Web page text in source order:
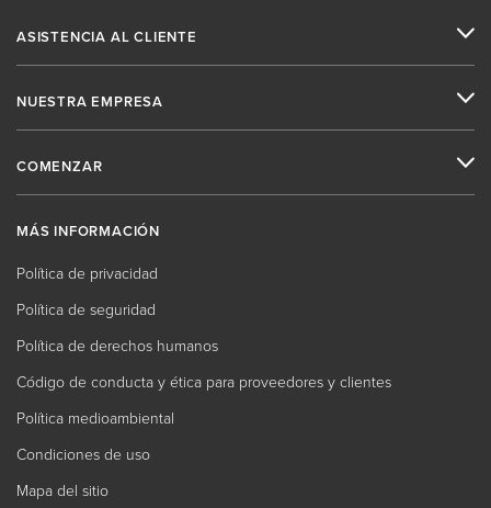
ASISTENCIA AL CLIENTE
NUESTRA EMPRESA
COMENZAR
MÁS INFORMACIÓN
Política de privacidad
Política de seguridad
Política de derechos humanos
Código de conducta y ética para proveedores y clientes
Política medioambiental
Condiciones de uso
Mapa del sitio